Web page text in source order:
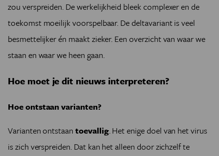
zou verspreiden. De werkelijkheid bleek complexer en de
toekomst moeilijk voorspelbaar. De deltavariant is veel
besmettelijker én maakt zieker. Een overzicht van waar we
staan en waar we heen gaan.
Hoe moet je dit nieuws interpreteren?
Hoe ontstaan varianten?
Varianten ontstaan toevallig. Het enige doel van het virus
is zich verspreiden. Dat kan het alleen door zichzelf te